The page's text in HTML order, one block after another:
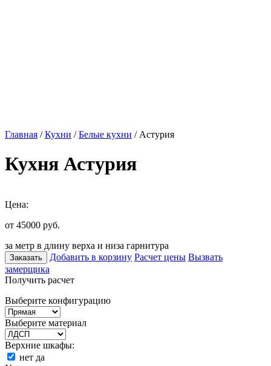
Главная /Кухни /Белые кухни / Астурия
Кухня Астурия
Цена:
от 45000 руб.
за метр в длину верха и низа гарнитура
Заказать Добавить в корзину Расчет цены Вызвать
замерщика
Получить расчет
Выберите конфигурацию
Выберите материал
Верхние шкафы:
нет да